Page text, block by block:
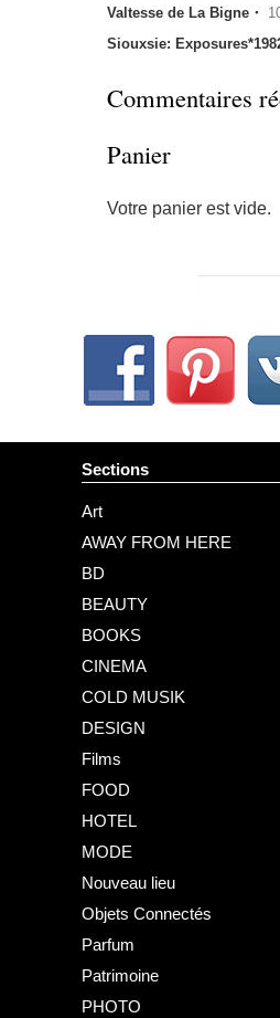
Valtesse de La Bigne・
Siouxsie:
Commentaires
Panier
Votre panier est vide.
Sections
Art
AWAY FROM HERE
BD
BEAUTY
BOOKS
CINEMA
COLD MUSIK
DESIGN
Films
FOOD
HOTEL
MODE
Nouveau lieu
Objets Connectés
Parfum
Patrimoine
PHOTO